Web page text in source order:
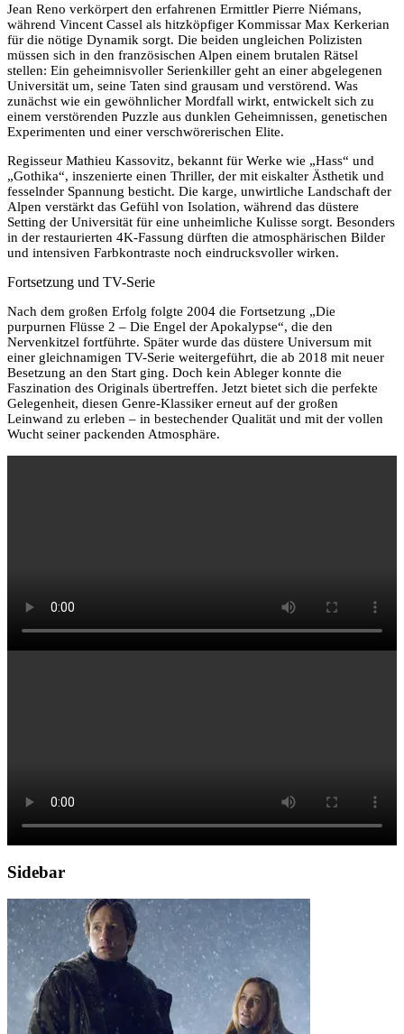
Jean Reno verkörpert den erfahrenen Ermittler Pierre Niémans,
während Vincent Cassel als hitzköpfiger Kommissar Max Kerkerian
für die nötige Dynamik sorgt. Die beiden ungleichen Polizisten
müssen sich in den französischen Alpen einem brutalen Rätsel
stellen: Ein geheimnisvoller Serienkiller geht an einer abgelegenen
Universität um, seine Taten sind grausam und verstörend. Was
zunächst wie ein gewöhnlicher Mordfall wirkt, entwickelt sich zu
einem verstörenden Puzzle aus dunklen Geheimnissen, genetischen
Experimenten und einer verschwörerischen Elite.
Regisseur Mathieu Kassovitz, bekannt für Werke wie „Hass“ und
„Gothika“, inszenierte einen Thriller, der mit eiskalter Ästhetik und
fesselnder Spannung besticht. Die karge, unwirtliche Landschaft der
Alpen verstärkt das Gefühl von Isolation, während das düstere
Setting der Universität für eine unheimliche Kulisse sorgt. Besonders
in der restaurierten 4K-Fassung dürften die atmosphärischen Bilder
und intensiven Farbkontraste noch eindrucksvoller wirken.
Fortsetzung und TV-Serie
Nach dem großen Erfolg folgte 2004 die Fortsetzung „Die
purpurnen Flüsse 2 – Die Engel der Apokalypse“, die den
Nervenkitzel fortführte. Später wurde das düstere Universum mit
einer gleichnamigen TV-Serie weitergeführt, die ab 2018 mit neuer
Besetzung an den Start ging. Doch kein Ableger konnte die
Faszination des Originals übertreffen. Jetzt bietet sich die perfekte
Gelegenheit, diesen Genre-Klassiker erneut auf der großen
Leinwand zu erleben – in bestechender Qualität und mit der vollen
Wucht seiner packenden Atmosphäre.
Sidebar